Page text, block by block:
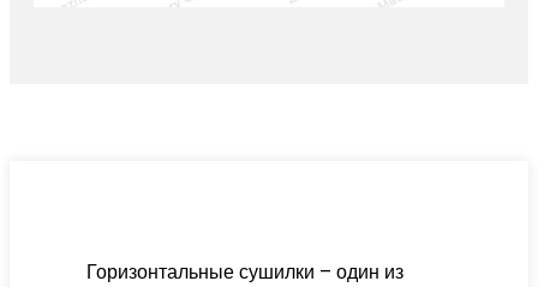
Горизонтальные сушилки – один из